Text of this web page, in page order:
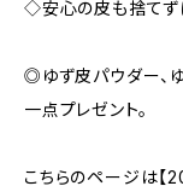
◇安心の皮も捨てず
◎ゆず皮パウダー、
一点プレゼント。
こちらのページは【